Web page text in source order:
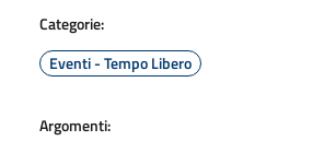
Categorie:
Eventi - Tempo Libero
Argomenti: